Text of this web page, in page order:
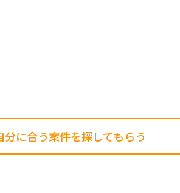
分に合う案件を探してもらう​